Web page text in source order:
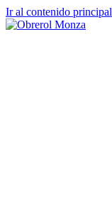
Ir al contenido principal